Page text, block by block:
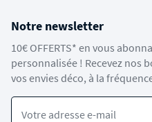
Notre newsletter
10€ OFFERTS* en vous
personnalisée ! Recevez nos
vos envies déco, à la
Votre adresse e-mail